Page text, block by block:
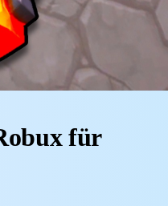
für